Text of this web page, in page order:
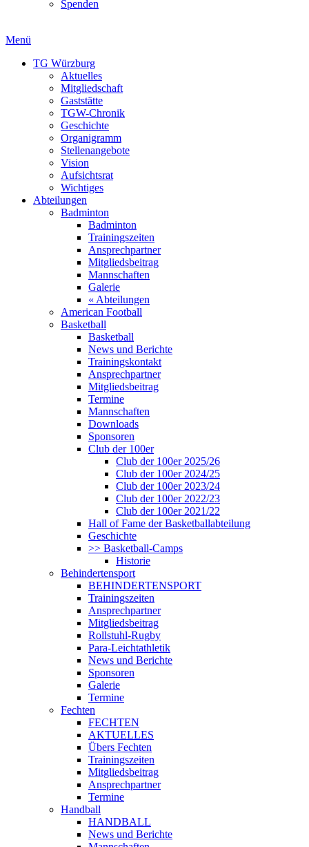
Spenden
Menü
TG Würzburg
Aktuelles
Mitgliedschaft
Gaststätte
TGW-Chronik
Geschichte
Organigramm
Stellenangebote
Vision
Aufsichtsrat
Wichtiges
Abteilungen
Badminton
Badminton
Trainingszeiten
Ansprechpartner
Mitgliedsbeitrag
Mannschaften
Galerie
« Abteilungen
American Football
Basketball
Basketball
News und Berichte
Trainingskontakt
Ansprechpartner
Mitgliedsbeitrag
Termine
Mannschaften
Downloads
Sponsoren
Club der 100er
Club der 100er 2025/26
Club der 100er 2024/25
Club der 100er 2023/24
Club der 100er 2022/23
Club der 100er 2021/22
Hall of Fame der Basketballabteilung
Geschichte
>> Basketball-Camps
Historie
Behindertensport
BEHINDERTENSPORT
Trainingszeiten
Ansprechpartner
Mitgliedsbeitrag
Rollstuhl-Rugby
Para-Leichtathletik
News und Berichte
Sponsoren
Galerie
Termine
Fechten
FECHTEN
AKTUELLES
Übers Fechten
Trainingszeiten
Mitgliedsbeitrag
Ansprechpartner
Termine
Handball
HANDBALL
News und Berichte